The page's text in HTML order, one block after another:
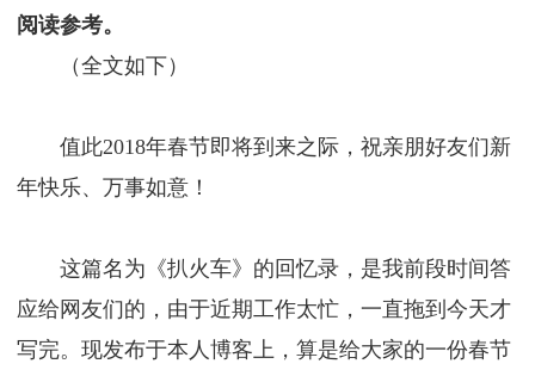
阅读参考。
（全文如下）
值此2018年春节即将到来之际，祝亲朋好友们新
年快乐、万事如意！
这篇名为《扒火车》的回忆录，是我前段时间答
应给网友们的，由于近期工作太忙，一直拖到今天才
写完。现发布于本人博客上，算是给大家的一份春节